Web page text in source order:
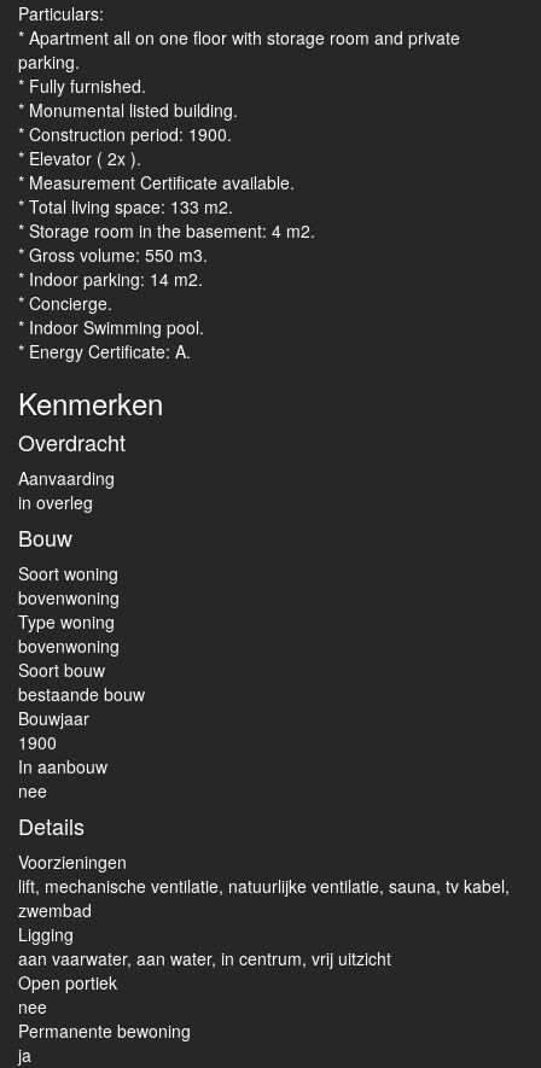
Particulars:
* Apartment all on one floor with storage room and private
parking.
* Fully furnished.
* Monumental listed building.
* Construction period: 1900.
* Elevator ( 2x ).
* Measurement Certificate available.
* Total living space: 133 m2.
* Storage room in the basement: 4 m2.
* Gross volume: 550 m3.
* Indoor parking: 14 m2.
* Concierge.
* Indoor Swimming pool.
* Energy Certificate: A.
Kenmerken
Overdracht
Aanvaarding
in overleg
Bouw
Soort woning
bovenwoning
Type woning
bovenwoning
Soort bouw
bestaande bouw
Bouwjaar
1900
In aanbouw
nee
Details
Voorzieningen
lift, mechanische ventilatie, natuurlijke ventilatie, sauna, tv kabel,
zwembad
Ligging
aan vaarwater, aan water, in centrum, vrij uitzicht
Open portiek
nee
Permanente bewoning
ja